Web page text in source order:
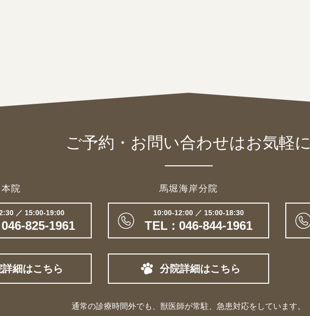
ご予約・お問い合わせはお気軽に
本院
／ 15:00-19:00
825-1961
詳細はこちら
馬堀海岸分院
10:00-12:00 ／ 15:00-18:30
TEL : 046-844-1961
分院詳細はこちら
通常の診療時間外でも、獣医師が常駐、 急患対応をしています。